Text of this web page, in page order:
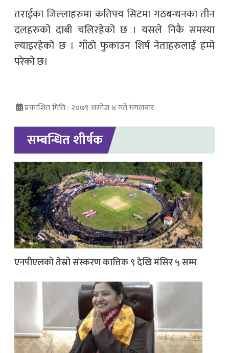
तराईका जिल्लाहरुमा कतिपय सिटमा गठबन्धनका तीन
दलहरुको दाबी चलिरहेको छ । यसले निकै समस्या
ल्याइरहेको छ । गाँठो फुकाउन शिर्ष नेताहरुलाई हम्मे
परेको छ।
प्रकाशित मिति : २०७९ असोज ४ गते मंगलबार
सम्बन्धित शीर्षक
एनपीएलको तेस्रो संस्करण कात्तिक ९ देखि मंसिर ५ सम्म